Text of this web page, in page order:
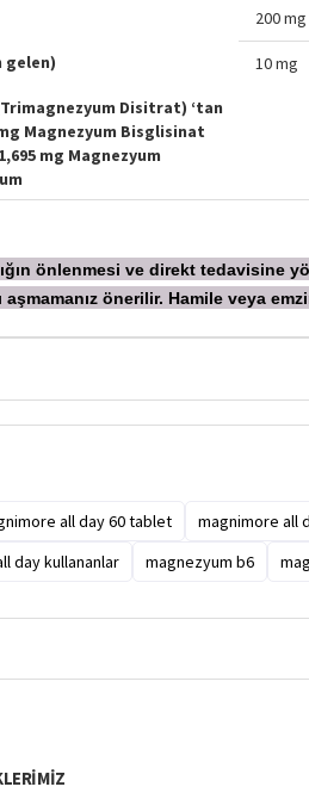
200 mg
gelen) 10 mg
Disitrat) ‘tan
Magnezyum Bisglisinat
mg Magnezyum
önlenmesi ve direkt tedavisine
önerilir. Hamile veya
all day 60 tablet magnimore all
day kullananlar magnezyum b6